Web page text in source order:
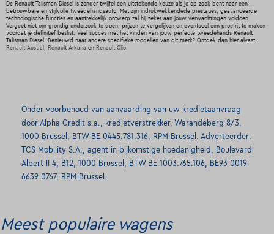
De Renault Talisman Diesel is zonder twijfel een uitstekende keuze als je op zoek bent naar een
betrouwbare en stijlvolle tweedehandsauto. Met zijn indrukwekkendede prestaties, geavanceerde
technologische functies en aantrekkelijk ontwerp zal hij zeker aan jouw verwachtingen voldoen.
Vergeet niet om grondig onderzoek te doen, prijzen te vergelijken en eventueel een proefrit te maken
voordat je definitief beslist. Veel succes met het vinden van jouw perfecte tweedehands Renault
Talisman Diesel! Benieuwd naar andere specifieke modellen van dit merk? Ontdek dan hier alvast
Renault Austral , Renault Arkana en Renault Clio.
Onder voorbehoud van aanvaarding van uw kredietaanvraag
door Alpha Credit s.a., kredietverstrekker, Warandeberg 8/3,
1000 Brussel, BTW BE 0445.781.316, RPM Brussel. Adverteerder:
TCS Mobility S.A., agent in bijkomstige hoedanigheid, Boulevard
Albert II 4, B12, 1000 Brussel, BTW BE 1003.765.106, BE93 0019
6639 0767, RPM Brussel.
Meest populaire wagens